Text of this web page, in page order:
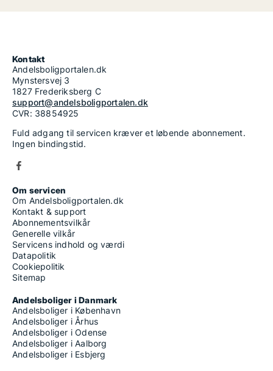
Kontakt
Andelsboligportalen.dk
Mynstersvej 3
1827 Frederiksberg C
support@andelsboligportalen.dk
CVR: 38854925
Fuld adgang til servicen kræver et løbende abonnement.
Ingen bindingstid.
Om servicen
Om Andelsboligportalen.dk
Kontakt & support
Abonnementsvilkår
Generelle vilkår
Servicens indhold og værdi
Datapolitik
Cookiepolitik
Sitemap
Andelsboliger i Danmark
Andelsboliger i København
Andelsboliger i Århus
Andelsboliger i Odense
Andelsboliger i Aalborg
Andelsboliger i Esbjerg